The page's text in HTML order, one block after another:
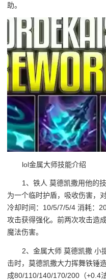
助。
lol金属大师技能介绍
1、铁人 莫德凯撒用他的
为一个临时护盾，吸收伤害，
冷却时间：10/5/7/5/4 消耗：
攻击获得强化。前两次攻击造
魔法伤害。
2、金属大师 莫德凯撒 小
击时，莫德凯撒大力挥舞铁锤
成80/110/140/170/200（+0.4